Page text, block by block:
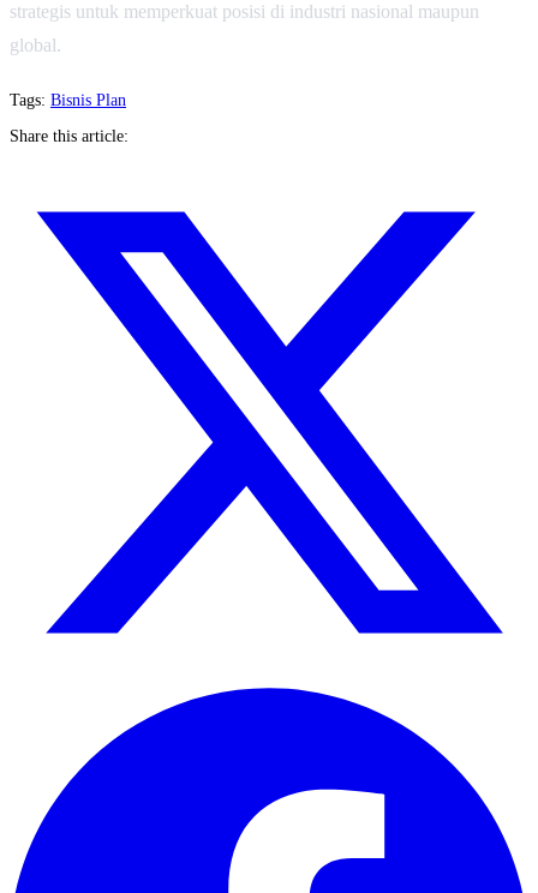
strategis untuk memperkuat posisi di industri nasional maupun
global.
Tags: Bisnis Plan
Share this article: